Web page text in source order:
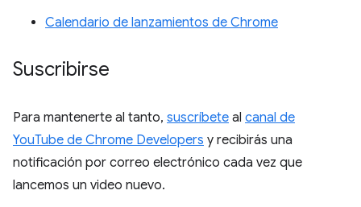
Calendario de lanzamientos de Chrome
Suscribirse
Para mantenerte al tanto, suscríbete al canal de
YouTube de Chrome Developers y recibirás una
notificación por correo electrónico cada vez que
lancemos un video nuevo.